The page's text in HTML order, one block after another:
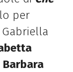
per
Barbara